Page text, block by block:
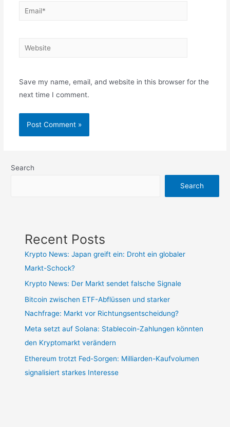
Email*
Website
Save my name, email, and website in this browser for the
next time I comment.
Search
Search
Recent Posts
Krypto News: Japan greift ein: Droht ein globaler
Markt-Schock?
Krypto News: Der Markt sendet falsche Signale
Bitcoin zwischen ETF-Abflüssen und starker
Nachfrage: Markt vor Richtungsentscheidung?
Meta setzt auf Solana: Stablecoin-Zahlungen könnten
den Kryptomarkt verändern
Ethereum trotzt Fed-Sorgen: Milliarden-Kaufvolumen
signalisiert starkes Interesse